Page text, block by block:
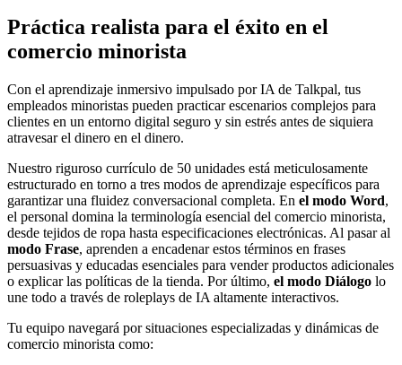
Práctica realista para el éxito en el
comercio minorista
Con el aprendizaje inmersivo impulsado por IA de Talkpal, tus
empleados minoristas pueden practicar escenarios complejos para
clientes en un entorno digital seguro y sin estrés antes de siquiera
atravesar el dinero en el dinero.
Nuestro riguroso currículo de 50 unidades está meticulosamente
estructurado en torno a tres modos de aprendizaje específicos para
garantizar una fluidez conversacional completa. En el modo Word,
el personal domina la terminología esencial del comercio minorista,
desde tejidos de ropa hasta especificaciones electrónicas. Al pasar al
modo Frase, aprenden a encadenar estos términos en frases
persuasivas y educadas esenciales para vender productos adicionales
o explicar las políticas de la tienda. Por último, el modo Diálogo lo
une todo a través de roleplays de IA altamente interactivos.
Tu equipo navegará por situaciones especializadas y dinámicas de
comercio minorista como: